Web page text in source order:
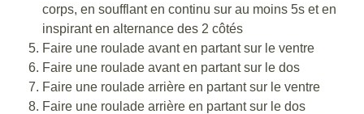
corps, en soufflant en continu sur au moins 5s et en
inspirant en alternance des 2 côtés
Faire une roulade avant en partant sur le ventre
Faire une roulade avant en partant sur le dos
Faire une roulade arrière en partant sur le ventre
Faire une roulade arrière en partant sur le dos